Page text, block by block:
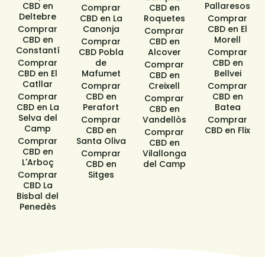
CBD en
Deltebre
Comprar
CBD en
Constantí
Comprar
CBD en El
Catllar
Comprar
CBD en La
Selva del
Camp
Comprar
CBD en
L'Arboç
Comprar
CBD La
Bisbal del
Penedès
Comprar
CBD en La
Canonja
Comprar
CBD Pobla
de
Mafumet
Comprar
CBD en
Perafort
Comprar
CBD en
Santa Oliva
Comprar
CBD en
Sitges​
CBD en
Roquetes
Comprar
CBD en
Alcover
Comprar
CBD en
Creixell
Comprar
CBD en
Vandellòs
Comprar
CBD en
Vilallonga
del Camp
Pallaresos
Comprar
CBD en El
Morell
Comprar
CBD en
Bellvei
Comprar
CBD en
Batea
Comprar
CBD en Flix